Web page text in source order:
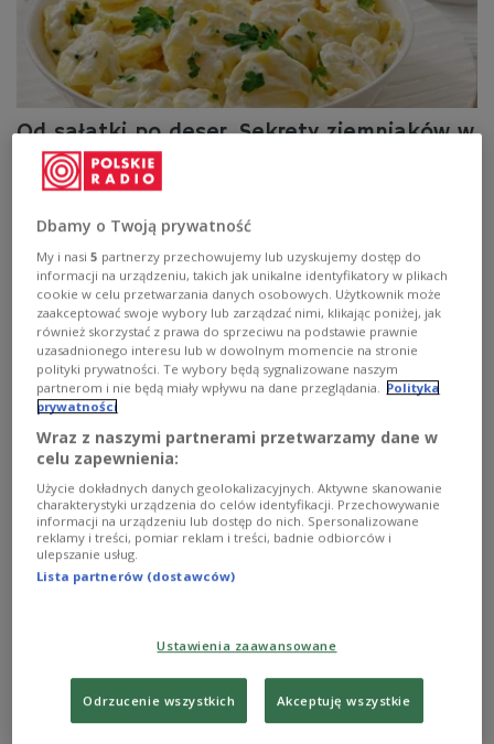
Od sałatki po deser. Sekrety ziemniaków w
kuchni regionalnej
autor książki "Ziemniaki w roślinnej kuchni regionalnej",
który opowiadał o ziemniaku jako niezwykle
wszechstronnym warzywie w kuchni polskiej.
Przypominał jego tradycyjne i mniej oczywiste
zastosowania - od klasycznych dań obiadowych, przez
regionalne sałatki i kiszonki, aż po słodkie wypieki,
pokazując, że ziemniak ma znacznie bogatszą historię,
niż mogłoby się wydawać.
Zobacz więcej na temat:
Marcin Wojciechowski
Gigantyczna nadpodaż ziemniaków. Rolnicy
Dbamy o Twoją prywatność
My i nasi5 partnerzy przechowujemy lub uzyskujemy dostęp do
informacji na urządzeniu, takich jak unikalne identyfikatory w plikach
cookie w celu przetwarzania danych osobowych. Użytkownik może
zaakceptować swoje wybory lub zarządzać nimi, klikając poniżej, jak
również skorzystać z prawa do sprzeciwu na podstawie prawnie
uzasadnionego interesu lub w dowolnym momencie na stronie
polityki prywatności. Te wybory będą sygnalizowane naszym
partnerom i nie będą miały wpływu na dane przeglądania.
Polityka
prywatności
Wraz z naszymi partnerami przetwarzamy dane w
celu zapewnienia:
Użycie dokładnych danych geolokalizacyjnych. Aktywne skanowanie
charakterystyki urządzenia do celów identyfikacji. Przechowywanie
informacji na urządzeniu lub dostęp do nich. Spersonalizowane
reklamy i treści, pomiar reklam i treści, badnie odbiorców i
ulepszanie usług.
Lista partnerów (dostawców)
Ustawienia zaawansowane
Odrzucenie wszystkich Akceptuję wszystkie